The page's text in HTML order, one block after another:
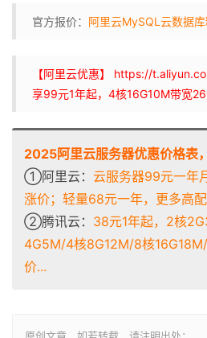
官方报价： 阿里云MySQL云数据
【阿里云优惠】 https://
享99元1年起，4核16G10M带宽
2025阿里云服务器优惠价格表
①阿里云： 云服务器99元一年
涨价；轻量68元一年，更多高
②腾讯云： 38元1年起，2核
4G5M/4核8G12M/8核
价...